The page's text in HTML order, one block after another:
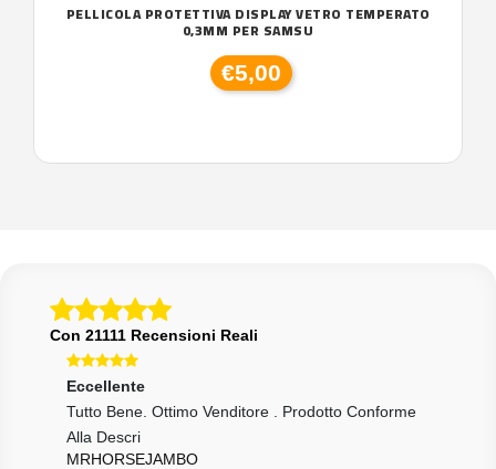
PELLICOLA PROTETTIVA DISPLAY VETRO TEMPERATO
0,3MM PER SAMSU
€5,00
Con 21111 Recensioni Reali
Eccellente
Tutto Bene. Ottimo Venditore . Prodotto Conforme
Alla Descri
MRHORSEJAMBO